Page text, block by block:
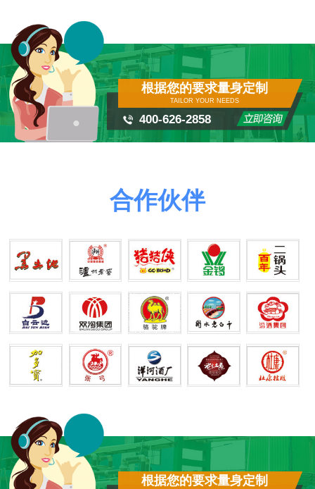
根据您的要求量身定制
TAILOR YOUR NEEDS
400-626-2858
合作伙伴
根据您的要求量身定制